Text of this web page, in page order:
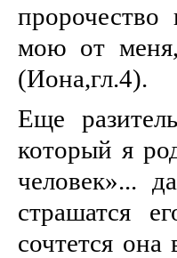
мою от
(Иона,гл.4).
Еще
который я
человек»...
страшатся
сочтется